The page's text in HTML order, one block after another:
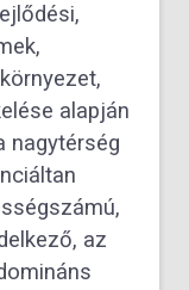
alapján
nagytérség
az